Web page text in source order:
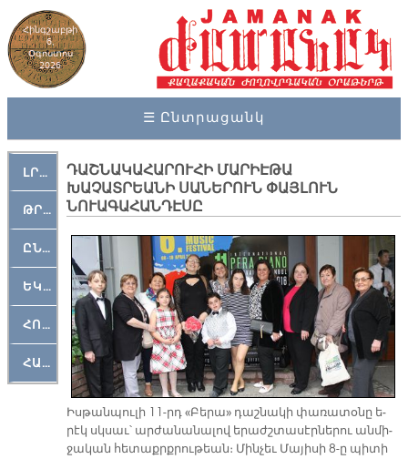
Հինգշաբթի
6,
Օգոստոս
2026
☰ Ընտրացանկ
ԼՐԱՀՈՍ
ԹՐՔԱՀԱՅ ԿԵԱՆՔ
ԸՆԿԵՐԱՄՇԱԿՈՒԹԱՅԻՆ
ԵԿԵՂԵՑԱԿԱՆ
ՀՈԳԵՄՏԱՒՈՐ
ՀԱՐԹԱԿ
ԴԱՇՆԱԿԱՀԱՐՈՒՀԻ ՄԱՐԻԷԹԱ
ԽԱՉԱՏՐԵԱՆԻ ՍԱՆԵՐՈՒՆ ՓԱՅԼՈՒՆ
ՆՈՒԱԳԱՀԱՆԴԷՍԸ
Իս­թան­պու­լի 11-րդ «Բե­րա» դաշ­նա­կի փա­ռա­տօ­նը ե­
րէկ սկսաւ՝ ար­ժա­նա­նա­լով ե­րաժշ­տա­սէր­նե­րու ան­մի­
ջա­կան հե­տաքրք­րու­թեան։ Մին­չեւ Մա­յի­սի 8-ը պի­տի